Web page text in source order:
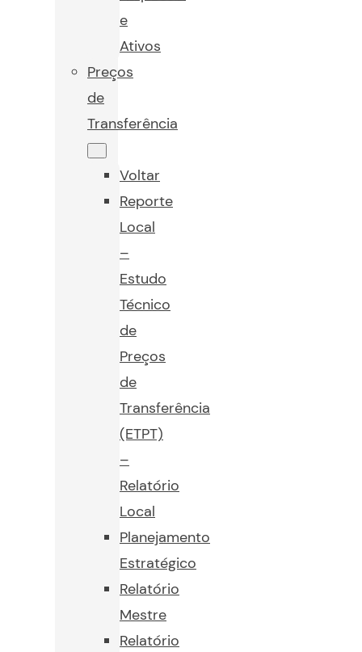
e
Ativos
Preços
de
Transferência
Voltar
Reporte
Local
–
Estudo
Técnico
de
Preços
de
Transferência
(ETPT)
–
Relatório
Local
Planejamento
Estratégico
Relatório
Mestre
Relatório